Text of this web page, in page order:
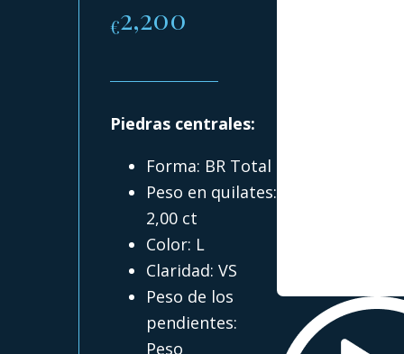
€2,200
Piedras centrales:
Forma: BR Total
Peso en quilates:
2,00 ct
Color: L
Claridad: VS
Peso de los
pendientes:
Peso